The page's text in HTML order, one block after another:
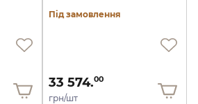
Під замовлення
33 574.00
грн/шт